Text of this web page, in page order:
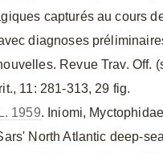
capturés au cours
diagnoses
Revue Trav. Off.
11: 281-313, 29 fig.
1959. Iniomi,
North Atlantic deep-